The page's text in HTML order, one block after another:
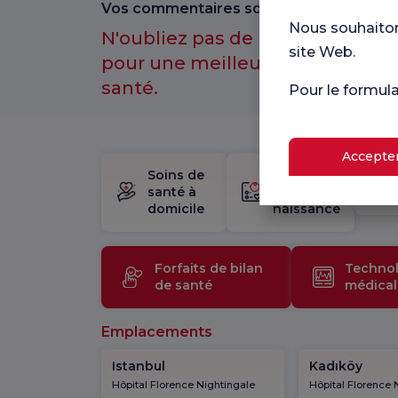
Soins de
santé à
domicile
trousse
naissance
Forfaits de bilan
de santé
Emplacements
Istanbul
Hôpital Florence Nightingale
Kadıköy
Hôpital Florence
Vos commentaires sont importants pour
N'oubliez pas de participer à
pour une meilleure expérience
santé.
Nous
site Web.
Pour le